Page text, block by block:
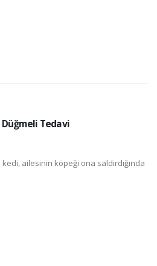
Tedavi
kedi, ailesinin köpeği ona saldırdığında